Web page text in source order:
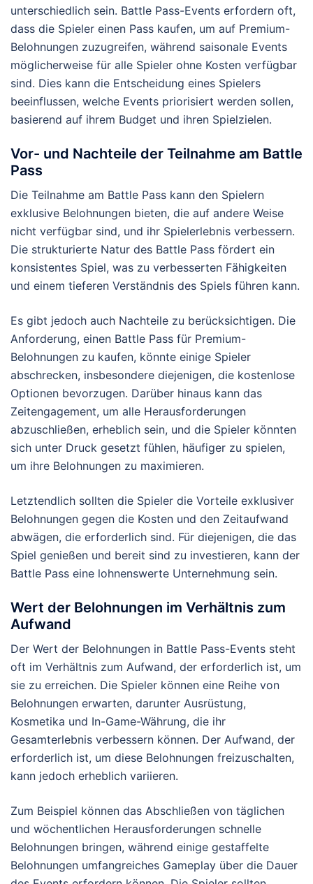
unterschiedlich sein. Battle Pass-Events erfordern oft,
dass die Spieler einen Pass kaufen, um auf Premium-
Belohnungen zuzugreifen, während saisonale Events
möglicherweise für alle Spieler ohne Kosten verfügbar
sind. Dies kann die Entscheidung eines Spielers
beeinflussen, welche Events priorisiert werden sollen,
basierend auf ihrem Budget und ihren Spielzielen.
Vor- und Nachteile der Teilnahme am Battle
Pass
Die Teilnahme am Battle Pass kann den Spielern
exklusive Belohnungen bieten, die auf andere Weise
nicht verfügbar sind, und ihr Spielerlebnis verbessern.
Die strukturierte Natur des Battle Pass fördert ein
konsistentes Spiel, was zu verbesserten Fähigkeiten
und einem tieferen Verständnis des Spiels führen kann.
Es gibt jedoch auch Nachteile zu berücksichtigen. Die
Anforderung, einen Battle Pass für Premium-
Belohnungen zu kaufen, könnte einige Spieler
abschrecken, insbesondere diejenigen, die kostenlose
Optionen bevorzugen. Darüber hinaus kann das
Zeitengagement, um alle Herausforderungen
abzuschließen, erheblich sein, und die Spieler könnten
sich unter Druck gesetzt fühlen, häufiger zu spielen,
um ihre Belohnungen zu maximieren.
Letztendlich sollten die Spieler die Vorteile exklusiver
Belohnungen gegen die Kosten und den Zeitaufwand
abwägen, die erforderlich sind. Für diejenigen, die das
Spiel genießen und bereit sind zu investieren, kann der
Battle Pass eine lohnenswerte Unternehmung sein.
Wert der Belohnungen im Verhältnis zum
Aufwand
Der Wert der Belohnungen in Battle Pass-Events steht
oft im Verhältnis zum Aufwand, der erforderlich ist, um
sie zu erreichen. Die Spieler können eine Reihe von
Belohnungen erwarten, darunter Ausrüstung,
Kosmetika und In-Game-Währung, die ihr
Gesamterlebnis verbessern können. Der Aufwand, der
erforderlich ist, um diese Belohnungen freizuschalten,
kann jedoch erheblich variieren.
Zum Beispiel können das Abschließen von täglichen
und wöchentlichen Herausforderungen schnelle
Belohnungen bringen, während einige gestaffelte
Belohnungen umfangreiches Gameplay über die Dauer